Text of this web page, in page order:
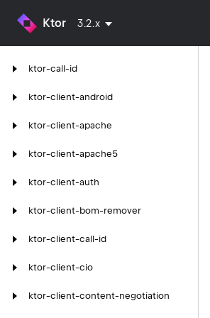
Ktor 3.2.x
ktor-call-id
ktor-client-android
ktor-client-apache
ktor-client-apache5
ktor-client-auth
ktor-client-bom-remover
ktor-client-call-id
ktor-client-cio
ktor-client-content-negotiation